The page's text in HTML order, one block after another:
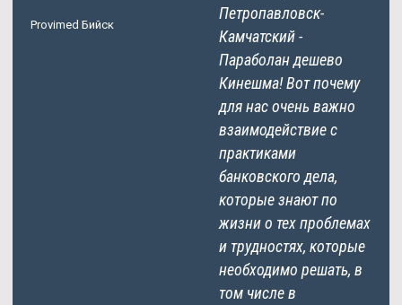
Provimed Бийск
Петропавловск-
Камчатский -
Параболан дешево
Кинешма! Вот почему
для нас очень важно
взаимодействие с
практиками
банковского дела,
которые знают по
жизни о тех проблемах
и трудностях, которые
необходимо решать, в
том числе в